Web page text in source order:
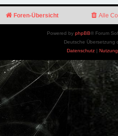
Foren-Übersicht Alle
Powered by phpBB® Forum
Deutsche Übersetzung
Datenschutz|